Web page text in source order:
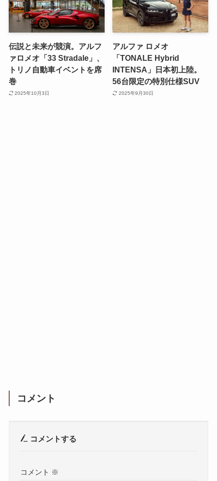
伝説と未来が競演。アルフ
ァロメオ「33 Stradale」、
トリノ自動車イベントを席
巻
2025年10月3日
アルファ ロメオ
「TONALE Hybrid
INTENSA」日本初上陸。
56台限定の特別仕様SUV
2025年9月30日
コメント
コメントする
コメント ※